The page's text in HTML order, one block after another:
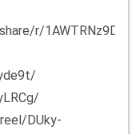
r/1AWTRNz9DX/?
DUky-